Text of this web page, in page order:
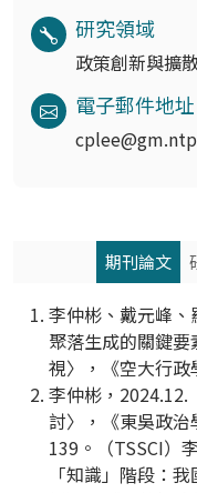
研究領域
政策創新與擴
電子郵件地址
期刊論文
李仲彬、戴元峰
聚落生成的關鍵
視〉，《空大行政
李仲彬，2024.12.
討〉，《東吳政
139。（TSSCI）
「知識」階段：